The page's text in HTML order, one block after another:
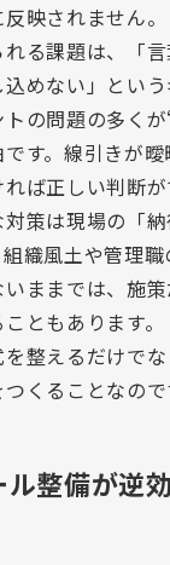
映されません。
る課題は、「
めない」とい
の問題の多く
す。線引きが
ば正しい判断が
策は現場の「
織風土や管理
ままでは、施
ともあります。
整えるだけで
くることなので
整備が逆